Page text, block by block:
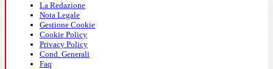
La Redazione
Nota Legale
Gestione Cookie
Cookie Policy
Privacy Policy
Cond. Generali
Faq